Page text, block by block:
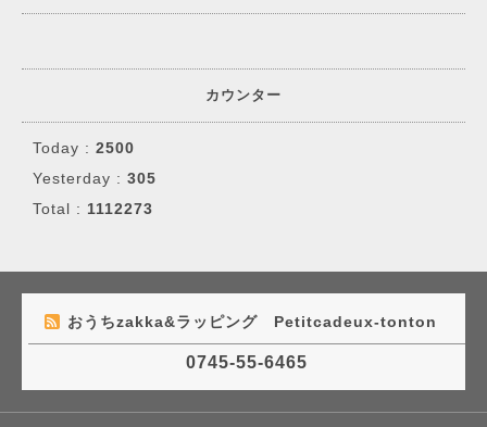
カウンター
Today : 2500
Yesterday : 305
Total : 1112273
おうちzakka&ラッピング Petitcadeux-tonton
0745-55-6465